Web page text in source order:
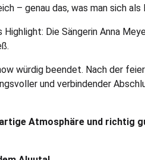
– genau das, was man sich
Die Sängerin Anna
würdig beendet. Nach der
und verbindender
Atmosphäre und richtig